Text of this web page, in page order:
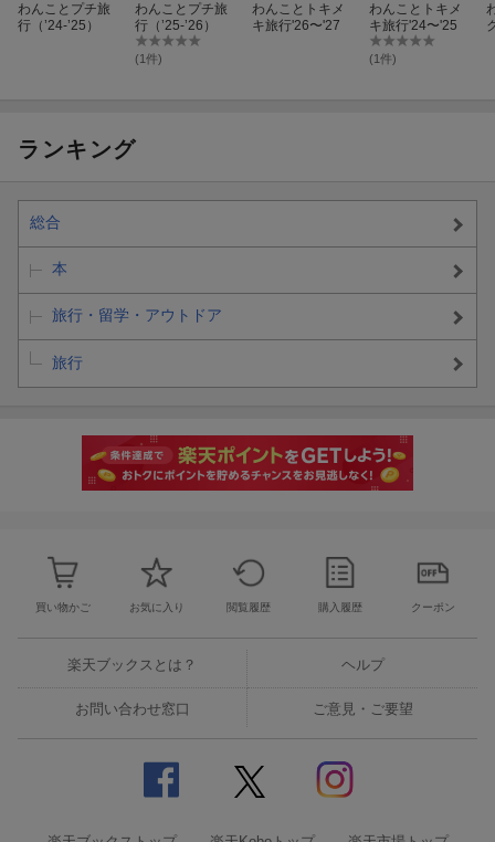
わんことプチ旅
行（’24-’25）
わんことプチ旅
行（’25-’26）
(1件)
わんことトキメ
キ旅行'26〜'27
わんことトキメ
キ旅行'24〜'25
(1件)
ランキング
総合
本
旅行・留学・アウトドア
旅行
買い物かご お気に入り 閲覧履歴 購入履歴 クーポン
楽天ブックスとは？ ヘルプ
お問い合わせ窓口 ご意見・ご要望